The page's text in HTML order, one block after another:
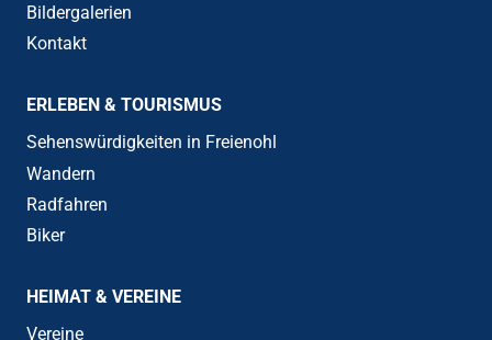
Bildergalerien
Kontakt
ERLEBEN & TOURISMUS
Sehenswürdigkeiten in Freienohl
Wandern
Radfahren
Biker
HEIMAT & VEREINE
Vereine